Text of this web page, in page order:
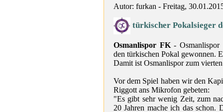
Autor: furkan - Freitag,
türkischer Pokalsieger
Osmanlispor FK- Osmanlispor
den türkischen Pokal gewonnen.
Damit ist Osmanlispor zum
Vor dem Spiel haben wir den
Riggott ans Mikrofon gebeten:
"Es gibt sehr wenig Zeit, zum
20 Jahren mache ich das